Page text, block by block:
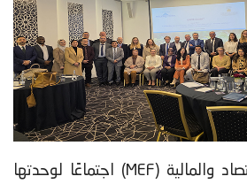
عقدت وزارة الاقتصاد والمالية (MEF) اجتماعًا لوحدتها